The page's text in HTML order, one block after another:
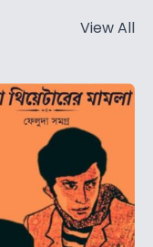
View All